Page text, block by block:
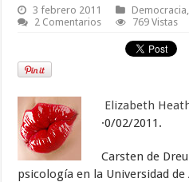
3 febrero 2011 Democracia,
2 Comentarios
769 Vistas
Elizabeth
·0/02/2011.
Carsten de
psicología en la Universidad